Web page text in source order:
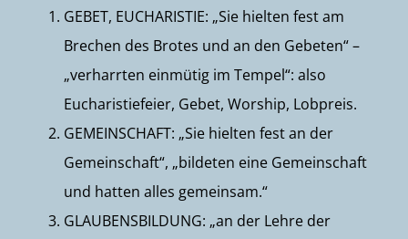
GEBET, EUCHARISTIE: „Sie hielten fest am
Brechen des Brotes und an den Gebeten“ –
„verharrten einmütig im Tempel“: also
Eucharistiefeier, Gebet, Worship, Lobpreis.
GEMEINSCHAFT: „Sie hielten fest an der
Gemeinschaft“, „bildeten eine Gemeinschaft
und hatten alles gemeinsam.“
GLAUBENSBILDUNG: „an der Lehre der